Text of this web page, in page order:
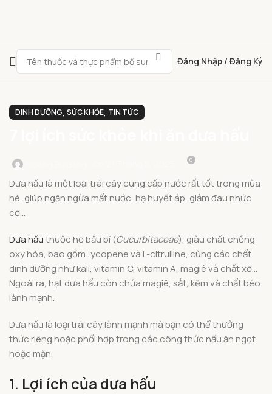
Đăng Nhập / Đăng Ký
DINH DƯỠNG, SỨC KHỎE, TIN TỨC
0
Dưa hấu là một loại trái cây cung cấp nước rất tốt trong mùa
hè, giúp ngăn ngừa mất nước, hạ huyết áp, giảm đau nhức
cơ…
Dưa hấuthuộc họ bầu bí (Cucurbitaceae), giàu chất chống
oxy hóa, bao gồm :ycopene và L-citrulline, cùng các chất
dinh dưỡng như kali, vitamin C, vitamin A, magiê và chất xơ…
Ngoài ra, hạt dưa hấu còn chứa magiê, sắt, kẽm và chất béo
lành mạnh.
Dưa hấu là loại trái cây lành mạnh mà bạn có thể thưởng
thức riêng hoặc phối hợp trong các công thức nấu ăn ngọt
hoặc mặn.
1. Lợi ích của dưa hấu